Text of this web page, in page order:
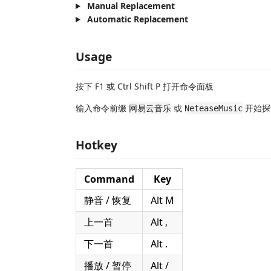
Manual Replacement
Automatic Replacement
Usage
按下 F1 或 Ctrl Shift P 打开命令面板
输入命令前缀 网易云音乐 或 NeteaseMusic 开始
Hotkey
Command
Key
静音 / 恢复
Alt M
上一首
Alt ,
下一首
Alt .
播放 / 暂停
Alt /